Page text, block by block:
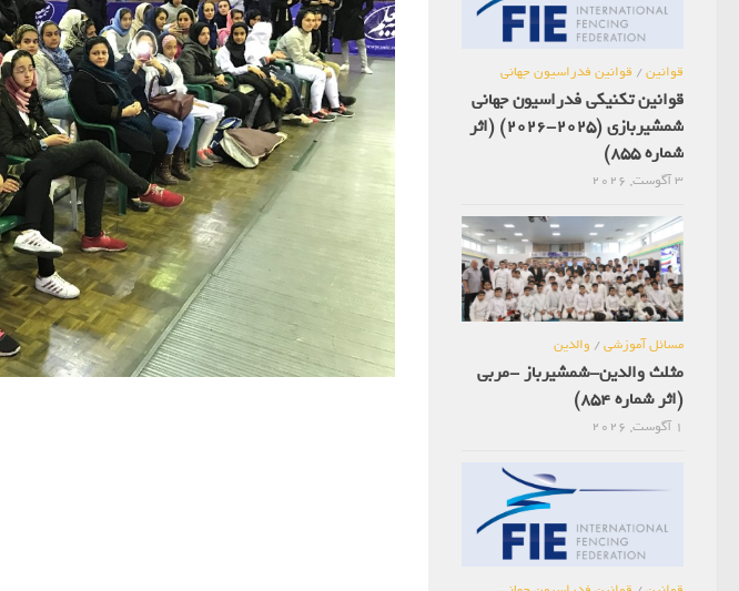
قوانین/ قوانین فدراسیون جهانی
قوانین تکنیکی فدراسیون جهانی
شمشیربازی (2025-2026) (اثر
شماره 855)
3 آگوست, 2026
مسائل آموزشی/ والدین
مثلث والدین-شمشیرباز -مربی
(اثر شماره 854)
1 آگوست, 2026